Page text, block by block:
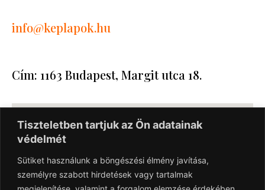
Tiszteletben tartjuk az Ön adatainak
védelmét
Sütiket használunk a böngészési élmény javítása,
személyre szabott hirdetések vagy tartalmak
info@keplapok.hu
Cím: 1163 Budapest, Margit utca 18.